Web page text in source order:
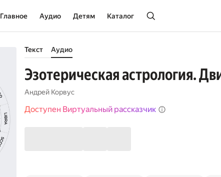
Главное Аудио Детям Каталог
Текст Аудио
Эзотерическая aстрология.
Андрей Корвус
Доступен Виртуальный рассказчик